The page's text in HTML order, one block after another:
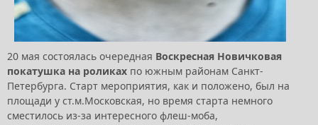
20 мая состоялась очередная Воскресная Новичковая
покатушка на роликах по южным районам Санкт-
Петербурга. Старт мероприятия, как и положено, был на
площади у ст.м.Московская, но время старта немного
сместилось из-за интересного флеш-моба,